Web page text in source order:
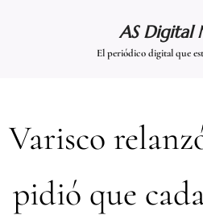
AS Digital
El periódico digital que
Varisco
pidió que